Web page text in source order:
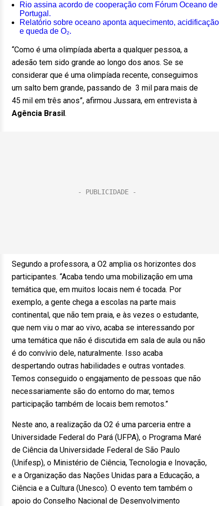
Rio assina acordo de cooperação com Fórum Oceano de
Portugal.
Relatório sobre oceano aponta aquecimento, acidificação
e queda de O₂.
“Como é uma olimpíada aberta a qualquer pessoa, a
adesão tem sido grande ao longo dos anos. Se se
considerar que é uma olimpíada recente, conseguimos
um salto bem grande, passando de 3 mil para mais de
45 mil em três anos”, afirmou Jussara, em entrevista à
Agência Brasil.
Segundo a professora, a O2 amplia os horizontes dos
participantes. “Acaba tendo uma mobilização em uma
temática que, em muitos locais nem é tocada. Por
exemplo, a gente chega a escolas na parte mais
continental, que não tem praia, e às vezes o estudante,
que nem viu o mar ao vivo, acaba se interessando por
uma temática que não é discutida em sala de aula ou não
é do convívio dele, naturalmente. Isso acaba
despertando outras habilidades e outras vontades.
Temos conseguido o engajamento de pessoas que não
necessariamente são do entorno do mar, temos
participação também de locais bem remotos.”
Neste ano, a realização da O2 é uma parceria entre a
Universidade Federal do Pará (UFPA), o Programa Maré
de Ciência da Universidade Federal de São Paulo
(Unifesp), o Ministério de Ciência, Tecnologia e Inovação,
e a Organização das Nações Unidas para a Educação, a
Ciência e a Cultura (Unesco). O evento tem também o
apoio do Conselho Nacional de Desenvolvimento